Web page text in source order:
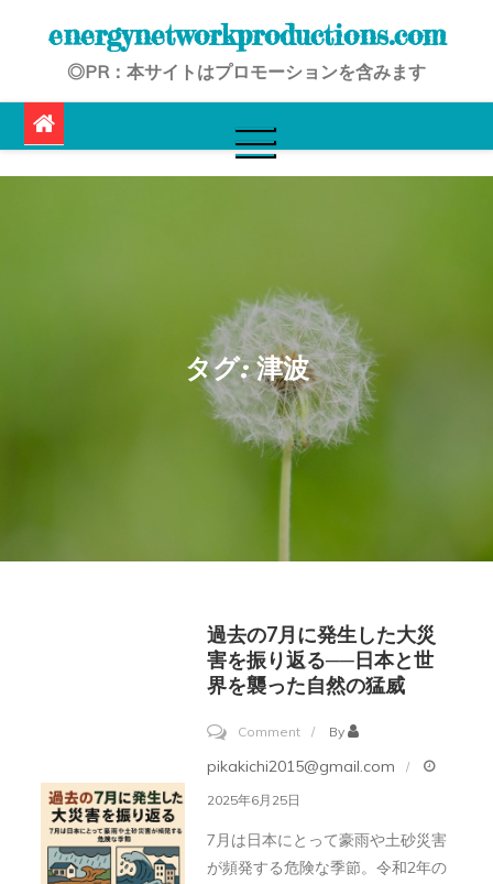
energynetworkproductions.com
◎PR：本サイトはプロモーションを含みます
タグ:津波
過去の7月に発生した大災
害を振り返る──日本と世
界を襲った自然の猛威
Commenton
過
7
By
pikakichi2015@gmail.com
2025年6月25日
7月は日本にとって豪雨や土砂災害
が頻発する危険な季節。令和2年の